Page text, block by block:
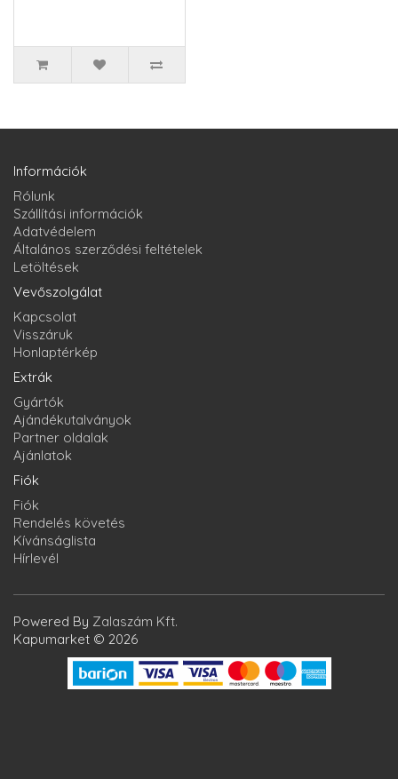
Információk
Rólunk
Szállítási információk
Adatvédelem
Általános szerződési feltételek
Letöltések
Vevőszolgálat
Kapcsolat
Visszáruk
Honlaptérkép
Extrák
Gyártók
Ajándékutalványok
Partner oldalak
Ajánlatok
Fiók
Fiók
Rendelés követés
Kívánságlista
Hírlevél
Powered By Zalaszám Kft.
Kapumarket © 2026